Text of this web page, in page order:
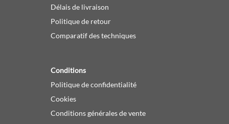
Délais de livraison
Politique de retour
Comparatif des techniques
Conditions
Politique de confidentialité
Cookies
Conditions générales de vente